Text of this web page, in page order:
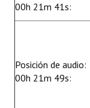
00h 21m 41s:
Posición de audio:
00h 21m 49s: